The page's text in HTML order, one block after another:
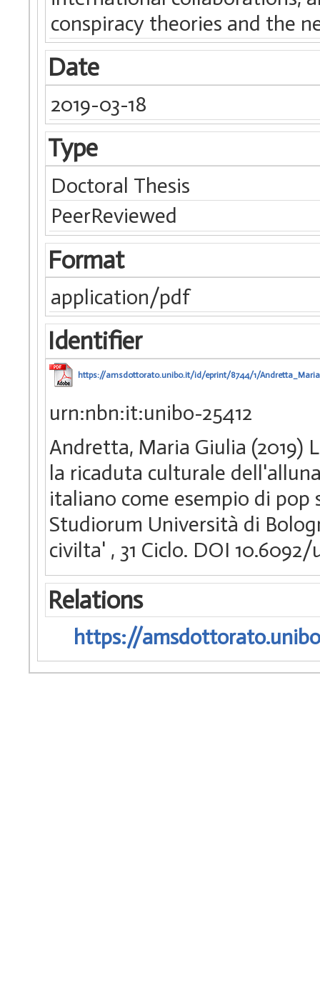
conspiracy theories and the
Date
2019-03-18
Type
Doctoral Thesis
PeerReviewed
Format
application/pdf
Identifier
https://amsdottorato.unibo.it/id/eprint/8744/1/
urn:nbn:it:unibo-25412
Andretta, Maria Giulia (2019)
la ricaduta culturale
italiano come esempio di
Studiorum Università di
civilta' , 31 Ciclo. DOI
Relations
https://